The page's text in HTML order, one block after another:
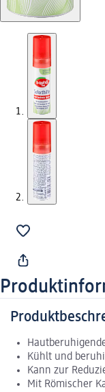
Kühlt und
Kann zur
Mit Römischer